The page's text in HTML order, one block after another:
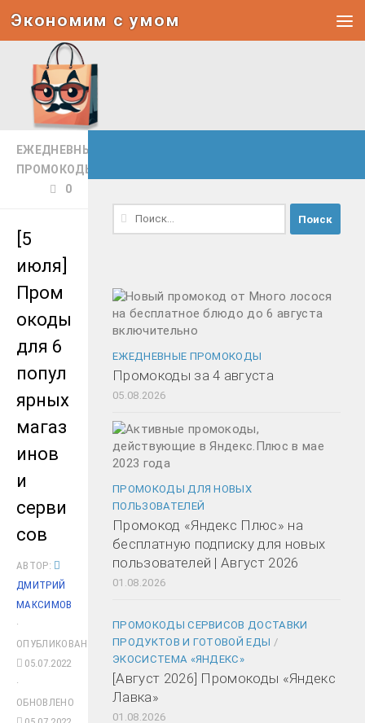
Под записью
Экономим с умом
ЕЖЕДНЕВНЫЕ
ПРОМОКОДЫ
0
[5
июля]
Пром
окоды
для 6
попул
ярных
магаз
инов
и
серви
сов
АВТОР:
ДМИТРИЙ
МАКСИМОВ
·
ОПУБЛИКОВАНО
05.07.2022
·
ОБНОВЛЕНО
Найти:
ЕЖЕДНЕВНЫЕ ПРОМОКОДЫ
Промокоды за 4 августа
05.08.2026
ПРОМОКОДЫ ДЛЯ НОВЫХ
ПОЛЬЗОВАТЕЛЕЙ
Промокод «Яндекс Плюс» на
бесплатную подписку для новых
пользователей | Август 2026
01.08.2026
ПРОМОКОДЫ СЕРВИСОВ ДОСТАВКИ
ПРОДУКТОВ И ГОТОВОЙ ЕДЫ /
ЭКОСИСТЕМА «ЯНДЕКС»
[Август 2026] Промокоды «Яндекс
Лавка»
01.08.2026